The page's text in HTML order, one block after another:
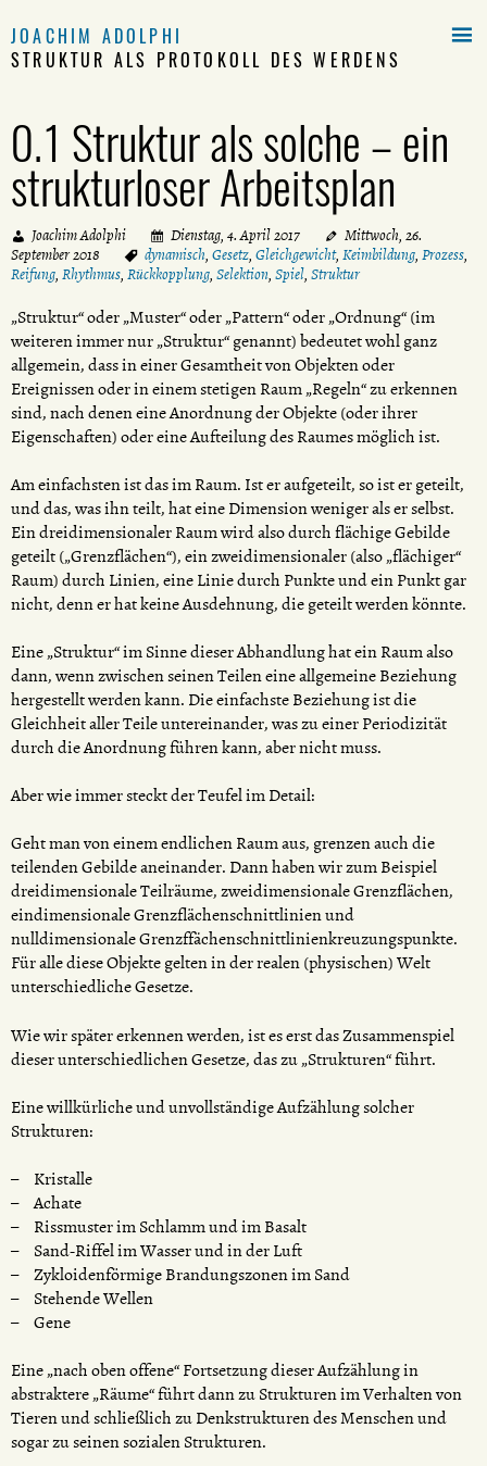
JOACHIM ADOLPHI
STRUKTUR ALS PROTOKOLL DES WERDENS
0.1 Struktur als solche – ein
strukturloser Arbeitsplan
Joachim Adolphi Dienstag, 4. April 2017
Mittwoch, 26.
September 2018
dynamisch, Gesetz, Gleichgewicht, Keimbildung, Prozess,
Reifung, Rhythmus, Rückkopplung, Selektion, Spiel, Struktur
„Struktur“ oder „Muster“ oder „Pattern“ oder „Ordnung“ (im
weiteren immer nur „Struktur“ genannt) bedeutet wohl ganz
allgemein, dass in einer Gesamtheit von Objekten oder
Ereignissen oder in einem stetigen Raum „Regeln“ zu erkennen
sind, nach denen eine Anordnung der Objekte (oder ihrer
Eigenschaften) oder eine Aufteilung des Raumes möglich ist.
Am einfachsten ist das im Raum. Ist er aufgeteilt, so ist er geteilt,
und das, was ihn teilt, hat eine Dimension weniger als er selbst.
Ein dreidimensionaler Raum wird also durch flächige Gebilde
geteilt („Grenzflächen“), ein zweidimensionaler (also „flächiger“
Raum) durch Linien, eine Linie durch Punkte und ein Punkt gar
nicht, denn er hat keine Ausdehnung, die geteilt werden könnte.
Eine „Struktur“ im Sinne dieser Abhandlung hat ein Raum also
dann, wenn zwischen seinen Teilen eine allgemeine Beziehung
hergestellt werden kann. Die einfachste Beziehung ist die
Gleichheit aller Teile untereinander, was zu einer Periodizität
durch die Anordnung führen kann, aber nicht muss.
Aber wie immer steckt der Teufel im Detail:
Geht man von einem endlichen Raum aus, grenzen auch die
teilenden Gebilde aneinander. Dann haben wir zum Beispiel
dreidimensionale Teilräume, zweidimensionale Grenzflächen,
eindimensionale Grenzflächenschnittlinien und
nulldimensionale Grenzffächenschnittlinienkreuzungspunkte.
Für alle diese Objekte gelten in der realen (physischen) Welt
unterschiedliche Gesetze.
Wie wir später erkennen werden, ist es erst das Zusammenspiel
dieser unterschiedlichen Gesetze, das zu „Strukturen“ führt.
Eine willkürliche und unvollständige Aufzählung solcher
Strukturen:
Kristalle
Achate
Rissmuster im Schlamm und im Basalt
Sand-Riffel im Wasser und in der Luft
Zykloidenförmige Brandungszonen im Sand
Stehende Wellen
Gene
Eine „nach oben offene“ Fortsetzung dieser Aufzählung in
abstraktere „Räume“ führt dann zu Strukturen im Verhalten von
Tieren und schließlich zu Denkstrukturen des Menschen und
sogar zu seinen sozialen Strukturen.
